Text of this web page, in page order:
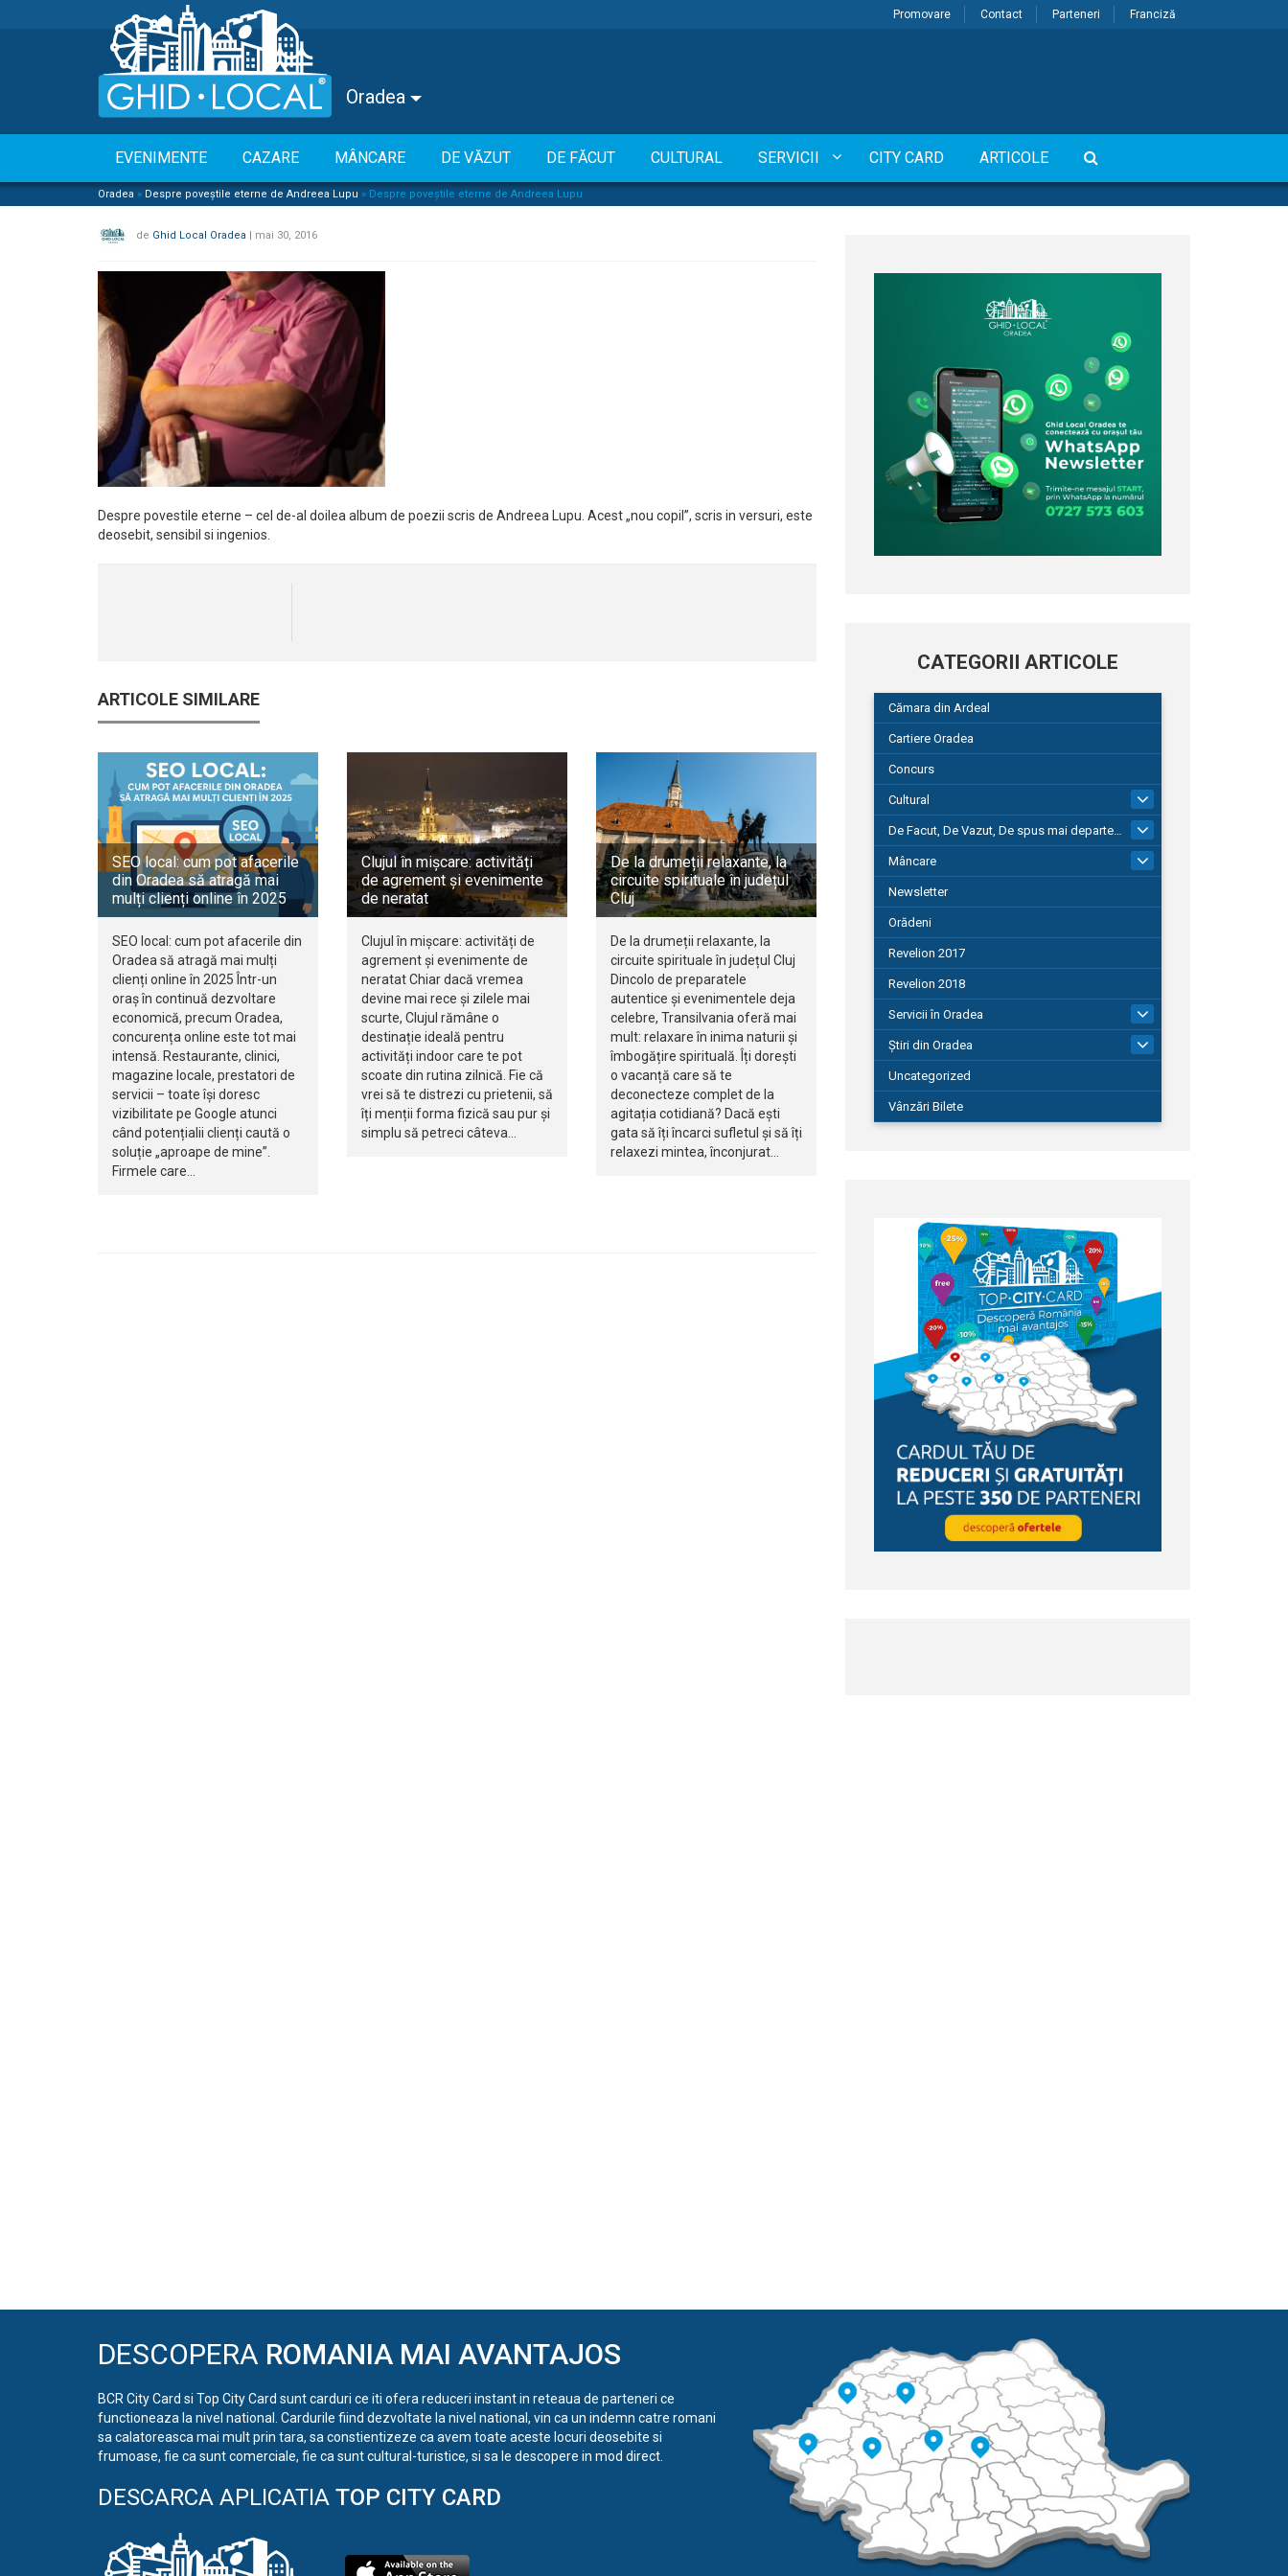
Promovare Contact Parteneri Franciză
Oradea
EVENIMENTE CAZARE MÂNCARE DE VĂZUT DE FĂCUT CULTURAL SERVICII CITY CARD ARTICOLE
Oradea » Despre poveștile eterne de Andreea Lupu » Despre poveștile eterne de Andreea Lupu
de Ghid Local Oradea | mai 30, 2016
Despre povestile eterne – cel de-al doilea album de poezii scris de Andreea Lupu. Acest „nou copil”, scris in versuri, este
deosebit, sensibil si ingenios.
ARTICOLE SIMILARE
SEO local: cum pot afacerile
din Oradea să atragă mai
mulți clienți online în 2025
SEO local: cum pot afacerile din
Oradea să atragă mai mulți
clienți online în 2025 Într-un
oraș în continuă dezvoltare
economică, precum Oradea,
concurența online este tot mai
intensă. Restaurante, clinici,
magazine locale, prestatori de
servicii – toate își doresc
vizibilitate pe Google atunci
când potențialii clienți caută o
soluție „aproape de mine”.
Firmele care…
Clujul în mișcare: activități
de agrement și evenimente
de neratat
Clujul în mișcare: activități de
agrement și evenimente de
neratat Chiar dacă vremea
devine mai rece și zilele mai
scurte, Clujul rămâne o
destinație ideală pentru
activități indoor care te pot
scoate din rutina zilnică. Fie că
vrei să te distrezi cu prietenii, să
îți menții forma fizică sau pur și
simplu să petreci câteva…
De la drumeții relaxante, la
circuite spirituale în județul
Cluj
De la drumeții relaxante, la
circuite spirituale în județul Cluj
Dincolo de preparatele
autentice și evenimentele deja
celebre, Transilvania oferă mai
mult: relaxare în inima naturii și
îmbogățire spirituală. Îți dorești
o vacanță care să te
deconecteze complet de la
agitația cotidiană? Dacă ești
gata să îți încarci sufletul și să îți
relaxezi mintea, înconjurat…
CATEGORII ARTICOLE
Cămara din Ardeal
Cartiere Oradea
Concurs
Cultural
De Facut, De Vazut, De spus mai departe…
580
Mâncare
Newsletter
Orădeni
Revelion 2017
Revelion 2018
Servicii în Oradea
104
Știri din Oradea
1.127
Uncategorized
Vânzări Bilete
DESCOPERA ROMANIA MAI AVANTAJOS
BCR City Card si Top City Card sunt carduri ce iti ofera reduceri instant in reteaua de parteneri ce
functioneaza la nivel national. Cardurile fiind dezvoltate la nivel national, vin ca un indemn catre romani
sa calatoreasca mai mult prin tara, sa constientizeze ca avem toate aceste locuri deosebite si
frumoase, fie ca sunt comerciale, fie ca sunt cultural-turistice, si sa le descopere in mod direct.
DESCARCA APLICATIA TOP CITY CARD